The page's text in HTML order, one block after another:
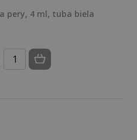
pery, 4 ml, tuba biela